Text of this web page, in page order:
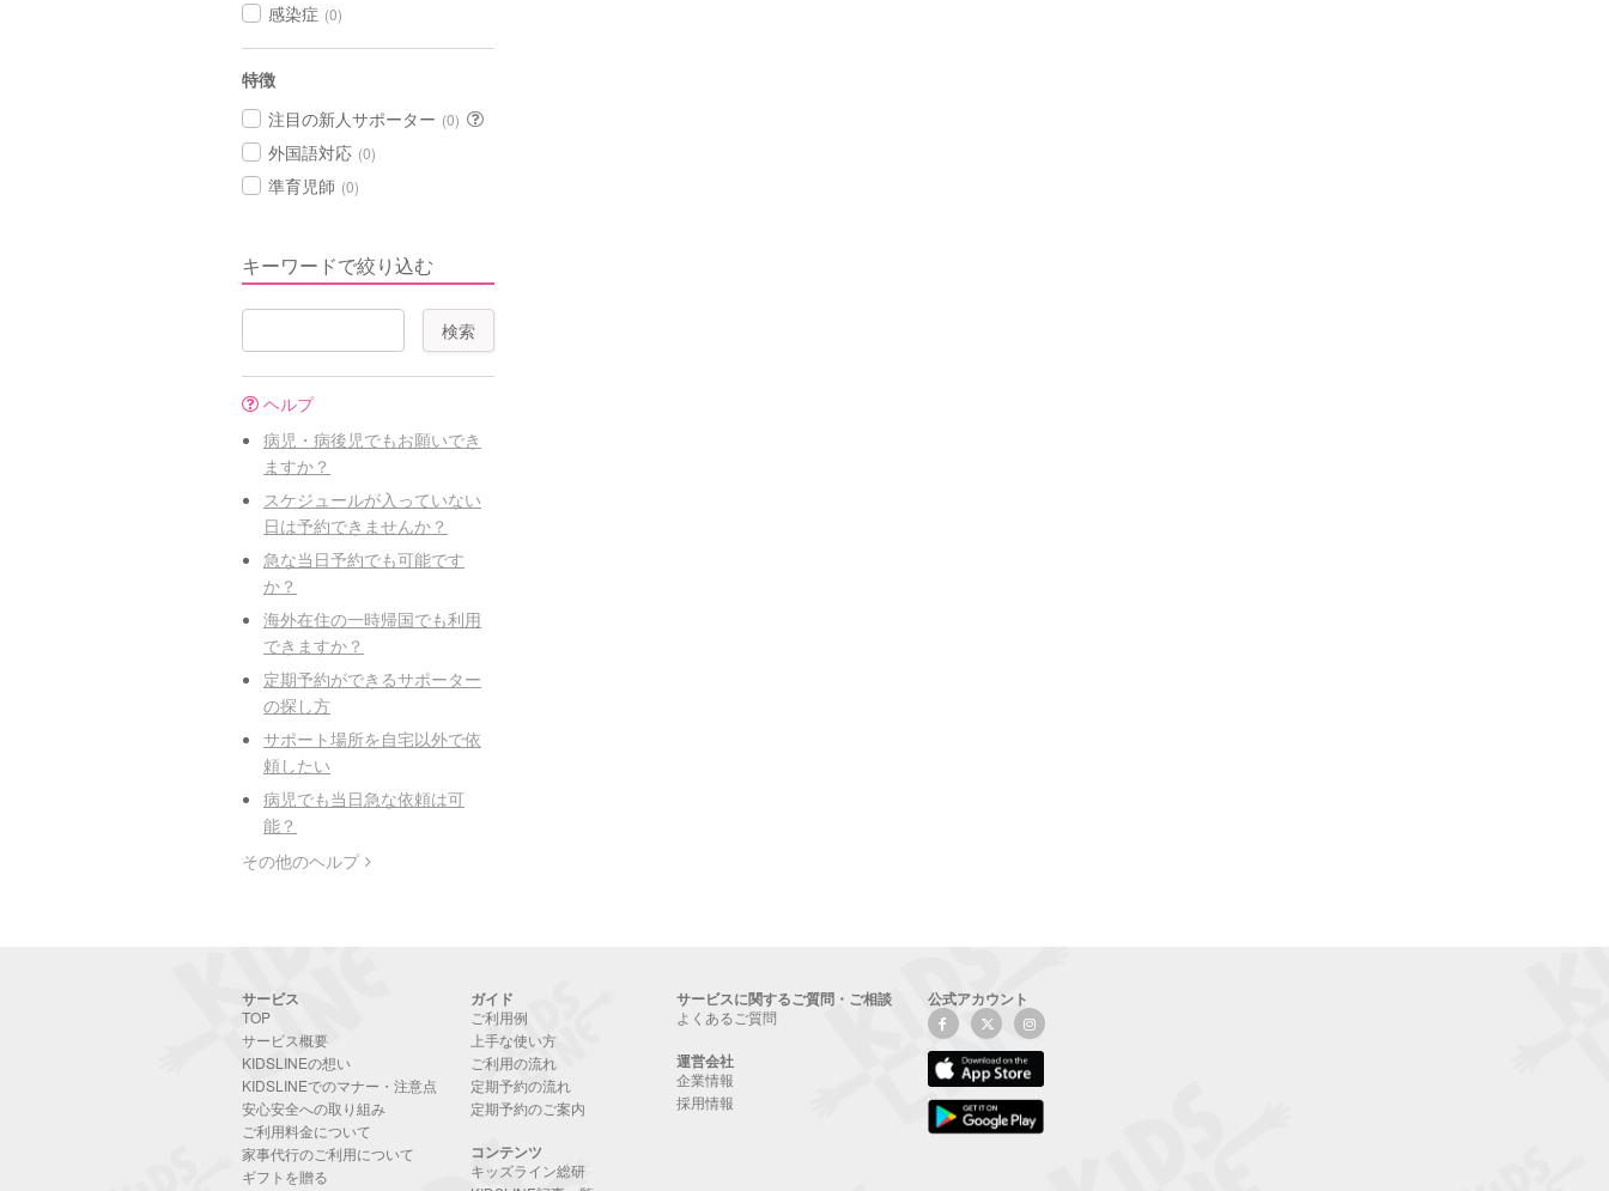
感染症 (0)
特徴
注目の新人サポーター (0)
外国語対応 (0)
準育児師 (0)
キーワードで絞り込む
ヘルプ
病児・病後児でもお願いでき
ますか？
スケジュールが入っていない
日は予約できませんか？
急な当日予約でも可能です
か？
海外在住の一時帰国でも利用
できますか？
定期予約ができるサポーター
の探し方
サポート場所を自宅以外で依
頼したい
病児でも当日急な依頼は可
能？
その他のヘルプ
サービス
TOP
サービス概要
KIDSLINEの想い
KIDSLINEでのマナー・注意点
安心安全への取り組み
ご利用料金について
家事代行のご利用について
ギフトを贈る
ガイド
ご利用例
上手な使い方
ご利用の流れ
定期予約の流れ
定期予約のご案内
コンテンツ
キッズライン総研
サービスに関するご質問・ご相談
よくあるご質問
運営会社
企業情報
採用情報
公式アカウント